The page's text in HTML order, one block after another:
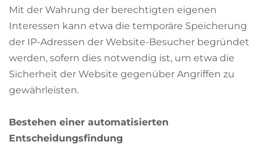
Mit der Wahrung der berechtigten eigenen
Interessen kann etwa die temporäre Speicherung
der IP-Adressen der Website-Besucher begründet
werden, sofern dies notwendig ist, um etwa die
Sicherheit der Website gegenüber Angriffen zu
gewährleisten.
Bestehen einer automatisierten
Entscheidungsfindung